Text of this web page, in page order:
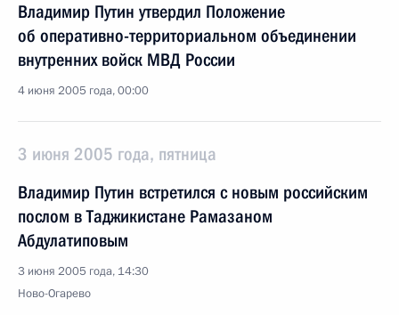
Владимир Путин утвердил Положение
об оперативно-территориальном объединении
внутренних войск МВД России
4 июня 2005 года, 00:00
3 июня 2005 года, пятница
Владимир Путин встретился с новым российским
послом в Таджикистане Рамазаном
Абдулатиповым
3 июня 2005 года, 14:30
Ново-Огарево